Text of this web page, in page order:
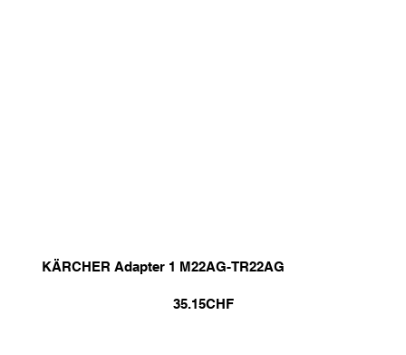
KÄRCHER Adapter 1 M22AG-TR22AG
35.15CHF